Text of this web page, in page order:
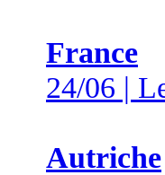
France
24/06 |
Autriche